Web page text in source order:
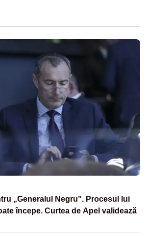
„Generalul Negru”. Procesul lui
începe. Curtea de Apel validează